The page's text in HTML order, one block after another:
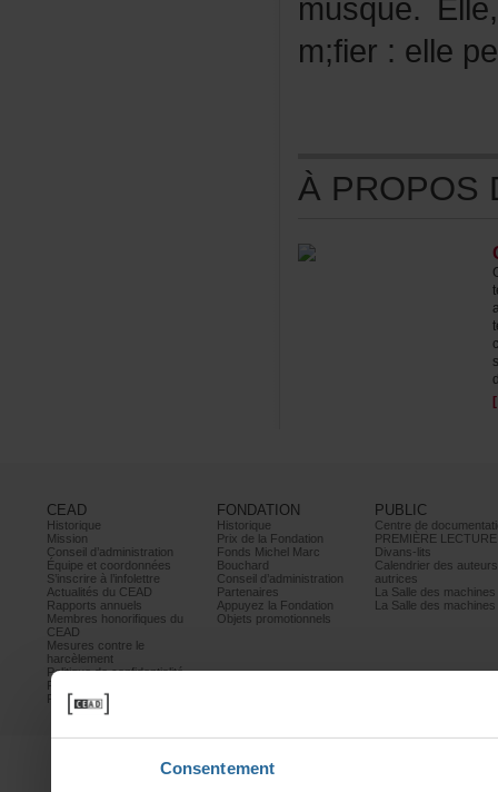
Consentement
CEAD
Historique
Mission
Conseild’administration
Équipeetcoordonnées
S’inscrireàl’infolettre
ActualitésduCEAD
Rapportsannuels
Membreshonorifiquesdu
CEAD
Mesurescontrele
harcèlement
Politiquedeconfidentialité
Prixetconcours
Partenaires
FONDATION
Historique
PrixdelaFondation
FondsMichelMarc
Bouchard
Conseild’administration
Partenaires
AppuyezlaFondation
Objetspromotionnels
PUBLIC
PREMIÈRELECTURE
Divans-lits
autrices